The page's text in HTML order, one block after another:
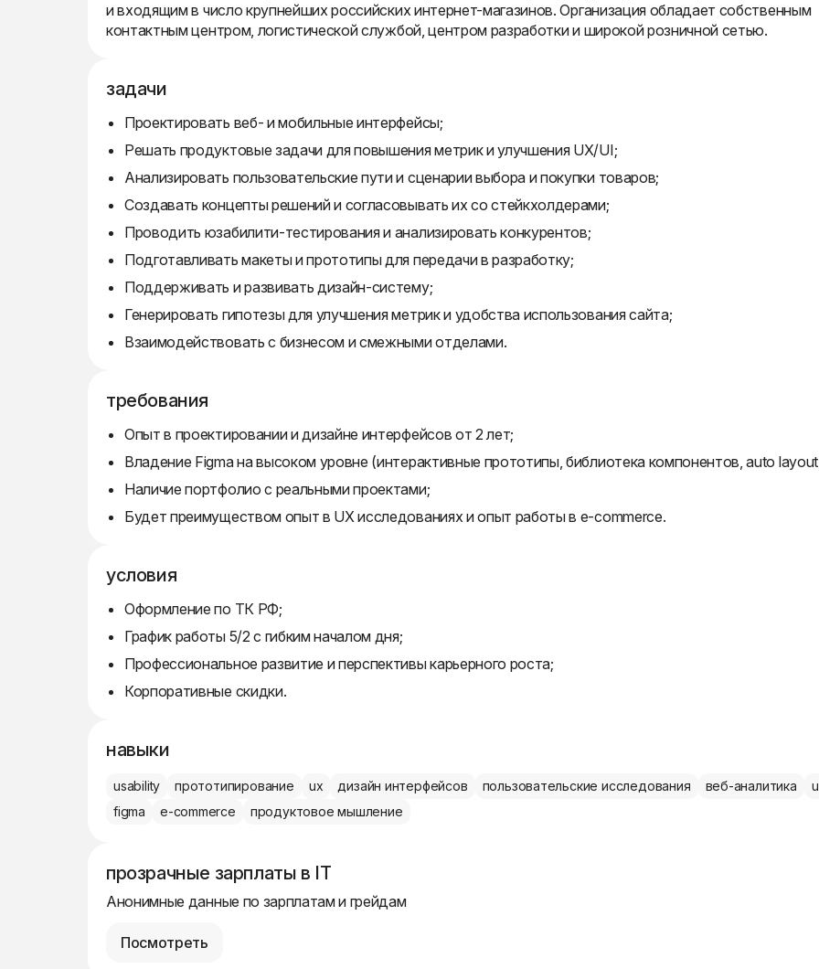
и входящим в число крупнейших российских интернет-магазинов. Организация обладает собственным
контактным центром, логистической службой, центром разработки и широкой розничной сетью.
задачи
Проектировать веб- и мобильные интерфейсы;
Решать продуктовые задачи для повышения метрик и улучшения UX/UI;
Анализировать пользовательские пути и сценарии выбора и покупки товаров;
Создавать концепты решений и согласовывать их со стейкхолдерами;
Проводить юзабилити-тестирования и анализировать конкурентов;
Подготавливать макеты и прототипы для передачи в разработку;
Поддерживать и развивать дизайн-систему;
Генерировать гипотезы для улучшения метрик и удобства использования сайта;
Взаимодействовать с бизнесом и смежными отделами.
требования
Опыт в проектировании и дизайне интерфейсов от 2 лет;
Владение Figma на высоком уровне (интерактивные прототипы, библиотека компонентов, auto
Наличие портфолио с реальными проектами;
Будет преимуществом опыт в UX исследованиях и опыт работы в e-commerce.
условия
Оформление по ТК РФ;
График работы 5/2 с гибким началом дня;
Профессиональное развитие и перспективы карьерного роста;
Корпоративные скидки.
навыки
usability прототипирование ux дизайн интерфейсов пользовательские исследования веб-аналитика
figma
e-commerce продуктовое мышление
прозрачные зарплаты в IT
Анонимные данные по зарплатам и грейдам
Посмотреть